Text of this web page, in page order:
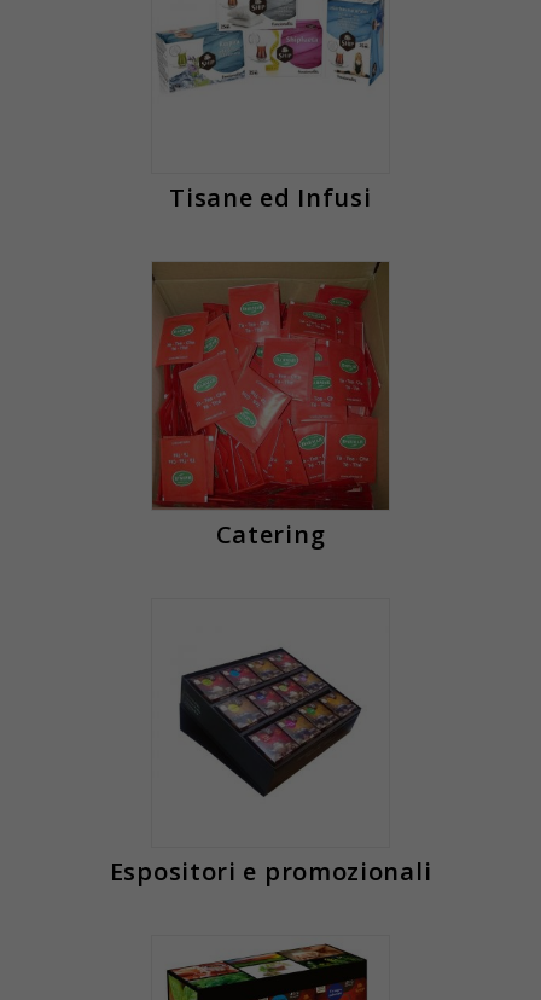
Tisane ed Infusi
Catering
Espositori e promozionali